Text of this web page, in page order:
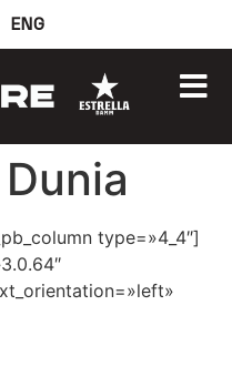
ENG
type=»4_4″]